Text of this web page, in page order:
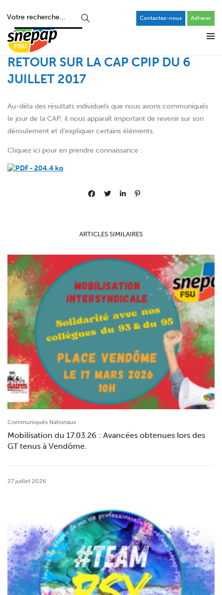
Contactez-nous Adhérer
RETOUR SUR LA CAP CPIP DU 6
JUILLET 2017
Au-déla des résultats individuels que nous avons communiqués
le jour de la CAP, il nous apparaît important de revenir sur son
déroulement et d’expliquer certains éléments.
Cliquez ici pour en prendre connaissance :
ARTICLES SIMILAIRES
Communiqués Nationaux
Mobilisation du 17.03.26 : Avancées obtenues lors des
GT tenus à Vendôme.
27 juillet 2026